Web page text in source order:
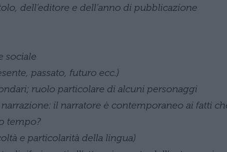
dell’editore e dell’anno di pubblicazione
sociale
passato, futuro ecc.)
ruolo particolare di alcuni personaggi
il narratore è contemporaneo ai fatti
tempo?
e particolarità della lingua)